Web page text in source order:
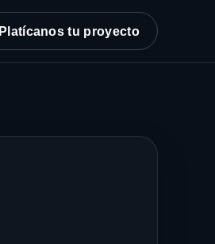
Platícanos tu proyecto